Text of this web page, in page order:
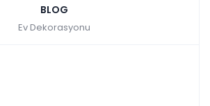
BLOG
Ev Dekorasyonu